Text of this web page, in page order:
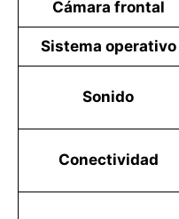
Cámara frontal
Sistema operativo
Sonido
Conectividad